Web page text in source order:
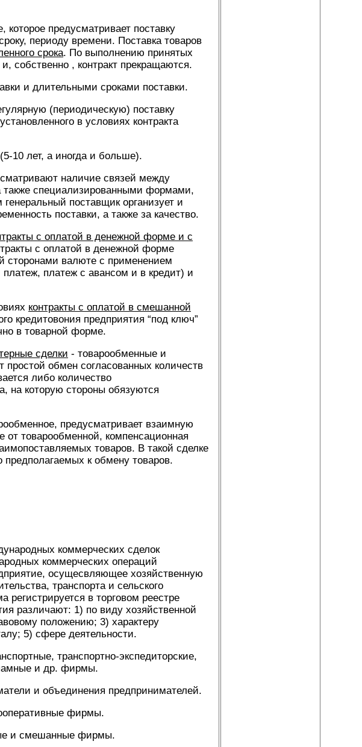
предусматривает поставку
периоду времени. Поставка товаров
срока. По выполнению принятых
собственно , контракт прекращаются.
и длительными сроками поставки.
(периодическую) поставку
в условиях контракта
10 лет, а иногда и больше).
наличие связей между
также специализированными формами,
поставщик организует и
поставки, а также за качество.
с оплатой в денежной форме и с
с оплатой в денежной форме
сторонами валюте с применением
платеж с авансом и в кредит) и
контракты с оплатой в смешанной
кредитовония предприятия “под ключ”
в товарной форме.
сделки - товарообменные и
обмен согласованных количеств
либо количество
на которую стороны обязуются
предусматривает взаимную
от товарообменной, компенсационная
товаров. В такой сделке
к обмену товаров.
коммерческих сделок
коммерческих операций
осущесвляющее хозяйственную
транспорта и сельского
в торговом реестре
различают: 1) по виду хозяйственной
положению; 3) характеру
5) сфере деятельности.
транспортно-экспедиторские,
и др. фирмы.
и объединения предпринимателей.
фирмы.
и смешанные фирмы.